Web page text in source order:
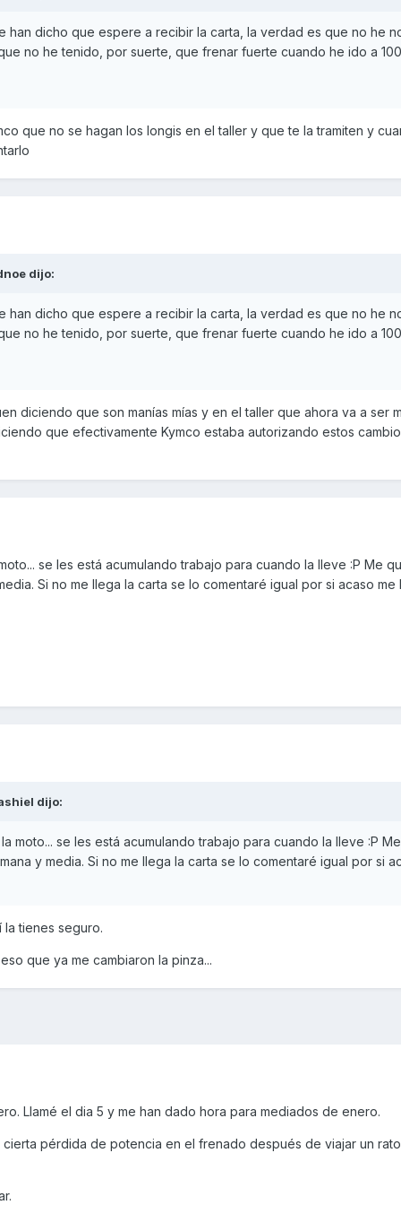
han dicho que espere a recibir la carta, la verdad es que no he
no he tenido, por suerte, que frenar fuerte cuando he ido a
que no se hagan los longis en el taller y que te la tramiten y
dijo:
han dicho que espere a recibir la carta, la verdad es que no he
no he tenido, por suerte, que frenar fuerte cuando he ido a
diciendo que son manías mías y en el taller que ahora va a ser
que efectivamente Kymco estaba autorizando estos
se les está acumulando trabajo para cuando la lleve :P Me
Si no me llega la carta se lo comentaré igual por si acaso me
dijo:
moto... se les está acumulando trabajo para cuando la lleve :P
y media. Si no me llega la carta se lo comentaré igual por si
la tienes seguro.
que ya me cambiaron la pinza...
Llamé el dia 5 y me han dado hora para mediados de enero.
pérdida de potencia en el frenado después de viajar un